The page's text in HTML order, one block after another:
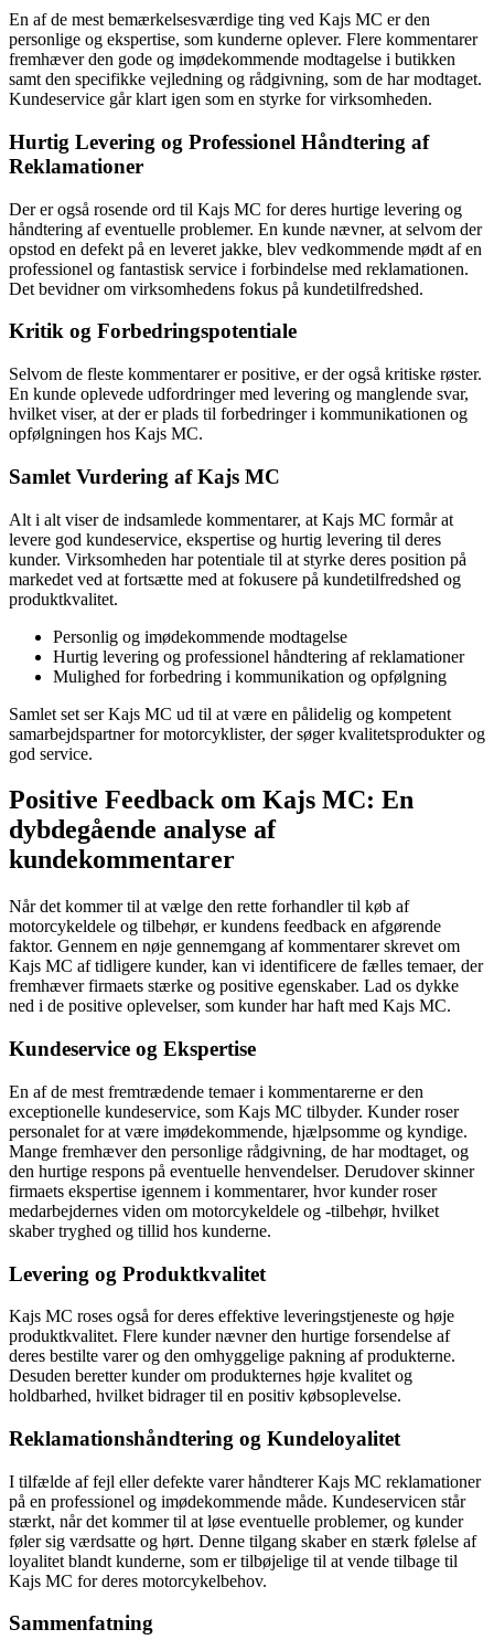
En af de mest bemærkelsesværdige ting ved Kajs MC er den
personlige og ekspertise, som kunderne oplever. Flere kommentarer
fremhæver den gode og imødekommende modtagelse i butikken
samt den specifikke vejledning og rådgivning, som de har modtaget.
Kundeservice går klart igen som en styrke for virksomheden.
Hurtig Levering og Professionel Håndtering af
Reklamationer
Der er også rosende ord til Kajs MC for deres hurtige levering og
håndtering af eventuelle problemer. En kunde nævner, at selvom der
opstod en defekt på en leveret jakke, blev vedkommende mødt af en
professionel og fantastisk service i forbindelse med reklamationen.
Det bevidner om virksomhedens fokus på kundetilfredshed.
Kritik og Forbedringspotentiale
Selvom de fleste kommentarer er positive, er der også kritiske røster.
En kunde oplevede udfordringer med levering og manglende svar,
hvilket viser, at der er plads til forbedringer i kommunikationen og
opfølgningen hos Kajs MC.
Samlet Vurdering af Kajs MC
Alt i alt viser de indsamlede kommentarer, at Kajs MC formår at
levere god kundeservice, ekspertise og hurtig levering til deres
kunder. Virksomheden har potentiale til at styrke deres position på
markedet ved at fortsætte med at fokusere på kundetilfredshed og
produktkvalitet.
Personlig og imødekommende modtagelse
Hurtig levering og professionel håndtering af reklamationer
Mulighed for forbedring i kommunikation og opfølgning
Samlet set ser Kajs MC ud til at være en pålidelig og kompetent
samarbejdspartner for motorcyklister, der søger kvalitetsprodukter og
god service.
Positive Feedback om Kajs MC: En
dybdegående analyse af
kundekommentarer
Når det kommer til at vælge den rette forhandler til køb af
motorcykeldele og tilbehør, er kundens feedback en afgørende
faktor. Gennem en nøje gennemgang af kommentarer skrevet om
Kajs MC af tidligere kunder, kan vi identificere de fælles temaer, der
fremhæver firmaets stærke og positive egenskaber. Lad os dykke
ned i de positive oplevelser, som kunder har haft med Kajs MC.
Kundeservice og Ekspertise
En af de mest fremtrædende temaer i kommentarerne er den
exceptionelle kundeservice, som Kajs MC tilbyder. Kunder roser
personalet for at være imødekommende, hjælpsomme og kyndige.
Mange fremhæver den personlige rådgivning, de har modtaget, og
den hurtige respons på eventuelle henvendelser. Derudover skinner
firmaets ekspertise igennem i kommentarer, hvor kunder roser
medarbejdernes viden om motorcykeldele og -tilbehør, hvilket
skaber tryghed og tillid hos kunderne.
Levering og Produktkvalitet
Kajs MC roses også for deres effektive leveringstjeneste og høje
produktkvalitet. Flere kunder nævner den hurtige forsendelse af
deres bestilte varer og den omhyggelige pakning af produkterne.
Desuden beretter kunder om produkternes høje kvalitet og
holdbarhed, hvilket bidrager til en positiv købsoplevelse.
Reklamationshåndtering og Kundeloyalitet
I tilfælde af fejl eller defekte varer håndterer Kajs MC reklamationer
på en professionel og imødekommende måde. Kundeservicen står
stærkt, når det kommer til at løse eventuelle problemer, og kunder
føler sig værdsatte og hørt. Denne tilgang skaber en stærk følelse af
loyalitet blandt kunderne, som er tilbøjelige til at vende tilbage til
Kajs MC for deres motorcykelbehov.
Sammenfatning